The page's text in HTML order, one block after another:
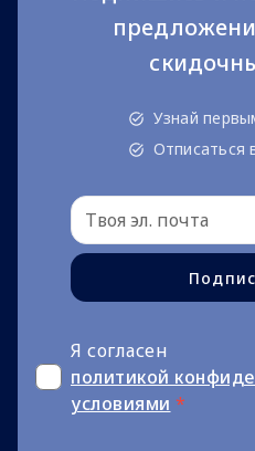
Узнай
Отписаться
Я согласен
политикой
условиями *